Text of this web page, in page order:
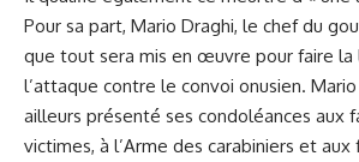
Pour sa part, Mario Draghi, le chef du
que tout sera mis en œuvre pour faire la
l’attaque contre le convoi onusien.
ailleurs présenté ses condoléances aux
victimes, à l’Arme des carabiniers et